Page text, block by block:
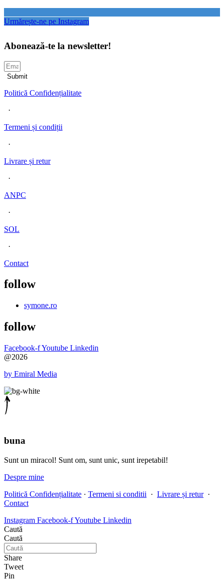
Urmărește-ne pe Instagram
Abonează-te la newsletter!
Submit
Politică Confidențialitate
·
Termeni și condiții
·
Livrare și retur
·
ANPC
·
SOL
·
Contact
follow
symone.ro
follow
Facebook-fYoutube Linkedin
@2026
by Emiral Media
buna
Sunt un miracol! Sunt om, sunt unic, sunt irepetabil!
Despre mine
Politică Confidențialitate · Termeni si conditii · Livrare și retur·
Contact
Instagram Facebook-fYoutube Linkedin
Caută
Caută
Share
Tweet
Pin